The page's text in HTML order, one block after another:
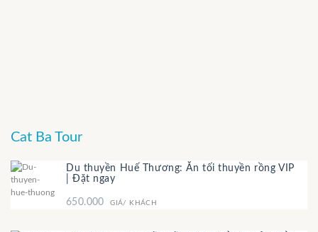
Cat Ba Tour
Du thuyền Huế Thương: Ăn tối thuyền rồng VIP
| Đặt ngay
650.000 GIÁ/ KHÁCH